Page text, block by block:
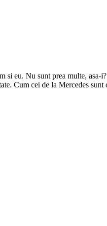
si eu. Nu sunt prea multe, asa-
Cum cei de la Mercedes sunt